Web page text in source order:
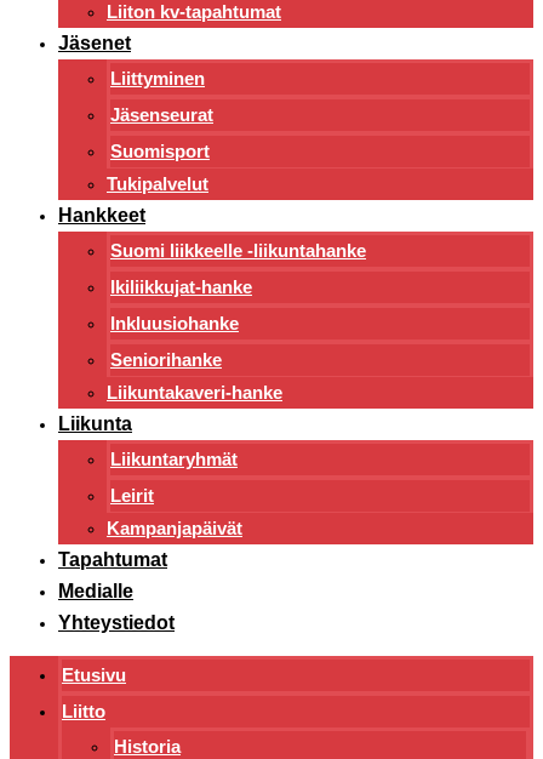
Liiton kv-tapahtumat
Jäsenet
Liittyminen
Jäsenseurat
Suomisport
Tukipalvelut
Hankkeet
Suomi liikkeelle -liikuntahanke
Ikiliikkujat-hanke
Inkluusiohanke
Seniorihanke
Liikuntakaveri-hanke
Liikunta
Liikuntaryhmät
Leirit
Kampanjapäivät
Tapahtumat
Medialle
Yhteystiedot
Etusivu
Liitto
Historia